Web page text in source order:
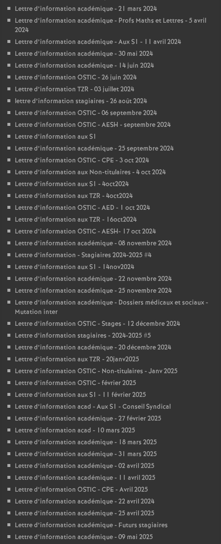
Lettre d’information académique - 21 mars 2024
Lettre d’information académique - Profs Maths et Lettres - 5 avril
2024
Lettre d’information académique - Aux S1 - 11 avril 2024
Lettre d’information académique - 30 mai 2024
Lettre d’information académique - 14 juin 2024
Lettre d’information OSTIC - 26 juin 2024
Lettre d’information TZR - 03 juillet 2024
lettre d’information stagiaires - 26 août 2024
Lettre d’information OSTIC - 06 septembre 2024
Lettre d’information OSTIC - AESH - septembre 2024
Lettre d’information aux S1
Lettre d’information académique - 25 septembre 2024
Lettre d’information OSTIC - CPE - 3 oct 2024
Lettre d’information aux Non-titulaires - 4 oct 2024
Lettre d’information aux S1 - 4oct2024
Lettre d’information aux TZR - 4oct2024
Lettre d’information OSTIC - AED - 1 oct 2024
Lettre d’information aux TZR - 16oct2024
Lettre d’information OSTIC - AESH- 17 oct 2024
Lettre d’information académique - 08 novembre 2024
Lettre d’information - Stagiaires 2024-2025 #4
Lettre d’information aux S1 - 14nov2024
Lettre d’information académique - 22 novembre 2024
Lettre d’information académique - 25 novembre 2024
Lettre d’information académique - Dossiers médicaux et sociaux -
Mutation inter
Lettre d’information OSTIC - Stages - 12 décembre 2024
Lettre d’information stagiaires - 2024-2025 #5
Lettre d’information académique - 20 décembre 2024
Lettre d’information aux TZR - 20janv2025
Lettre d’information OSTIC - Non-titulaires - Janv 2025
Lettre d’information OSTIC - février 2025
Lettre d’information aux S1 - 11 février 2025
Lettre d’information acad - Aux S1 - Conseil Syndical
Lettre d’information académique - 27 février 2025
Lettre d’information acad - 10 mars 2025
Lettre d’information académique - 18 mars 2025
Lettre d’information académique - 31 mars 2025
Lettre d’information académique - 02 avril 2025
Lettre d’information académique - 11 avril 2025
Lettre d’information OSTIC - CPE - Avril 2025
Lettre d’information académique - 22 avril 2024
Lettre d’information académique - 25 avril 2025
Lettre d’information académique - Futurs stagiaires
Lettre d’information académique - 09 mai 2025